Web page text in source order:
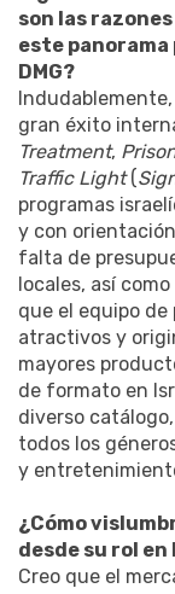
son las
este panorama
DMG?
gran éxito
Treatment,
Traffic Light(
programas
y con
falta de
locales, así
que el equipo
atractivos y
mayores
de formato en
diverso
todos los
y
¿Cómo
desde su rol en
Creo que el